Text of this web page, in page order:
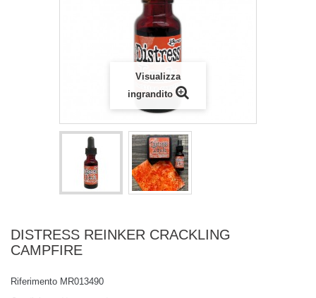
Visualizza
ingrandito
DISTRESS REINKER CRACKLING
CAMPFIRE
Riferimento MR013490